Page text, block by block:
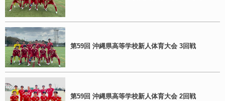
第59回 沖縄県高等学校新人体育大会 3回戦
第59回 沖縄県高等学校新人体育大会 2回戦